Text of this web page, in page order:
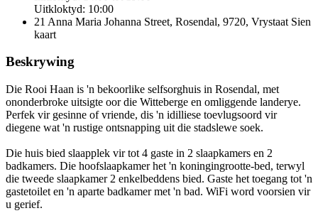
Uitkloktyd: 10:00
21 Anna Maria Johanna Street, Rosendal, 9720, Vrystaat Sien
kaart
Beskrywing
Die Rooi Haan is 'n bekoorlike selfsorghuis in Rosendal, met
ononderbroke uitsigte oor die Witteberge en omliggende landerye.
Perfek vir gesinne of vriende, dis 'n idilliese toevlugsoord vir
diegene wat 'n rustige ontsnapping uit die stadslewe soek.
Die huis bied slaapplek vir tot 4 gaste in 2 slaapkamers en 2
badkamers. Die hoofslaapkamer het 'n koningingrootte-bed, terwyl
die tweede slaapkamer 2 enkelbeddens bied. Gaste het toegang tot 'n
gastetoilet en 'n aparte badkamer met 'n bad. WiFi word voorsien vir
u gerief.